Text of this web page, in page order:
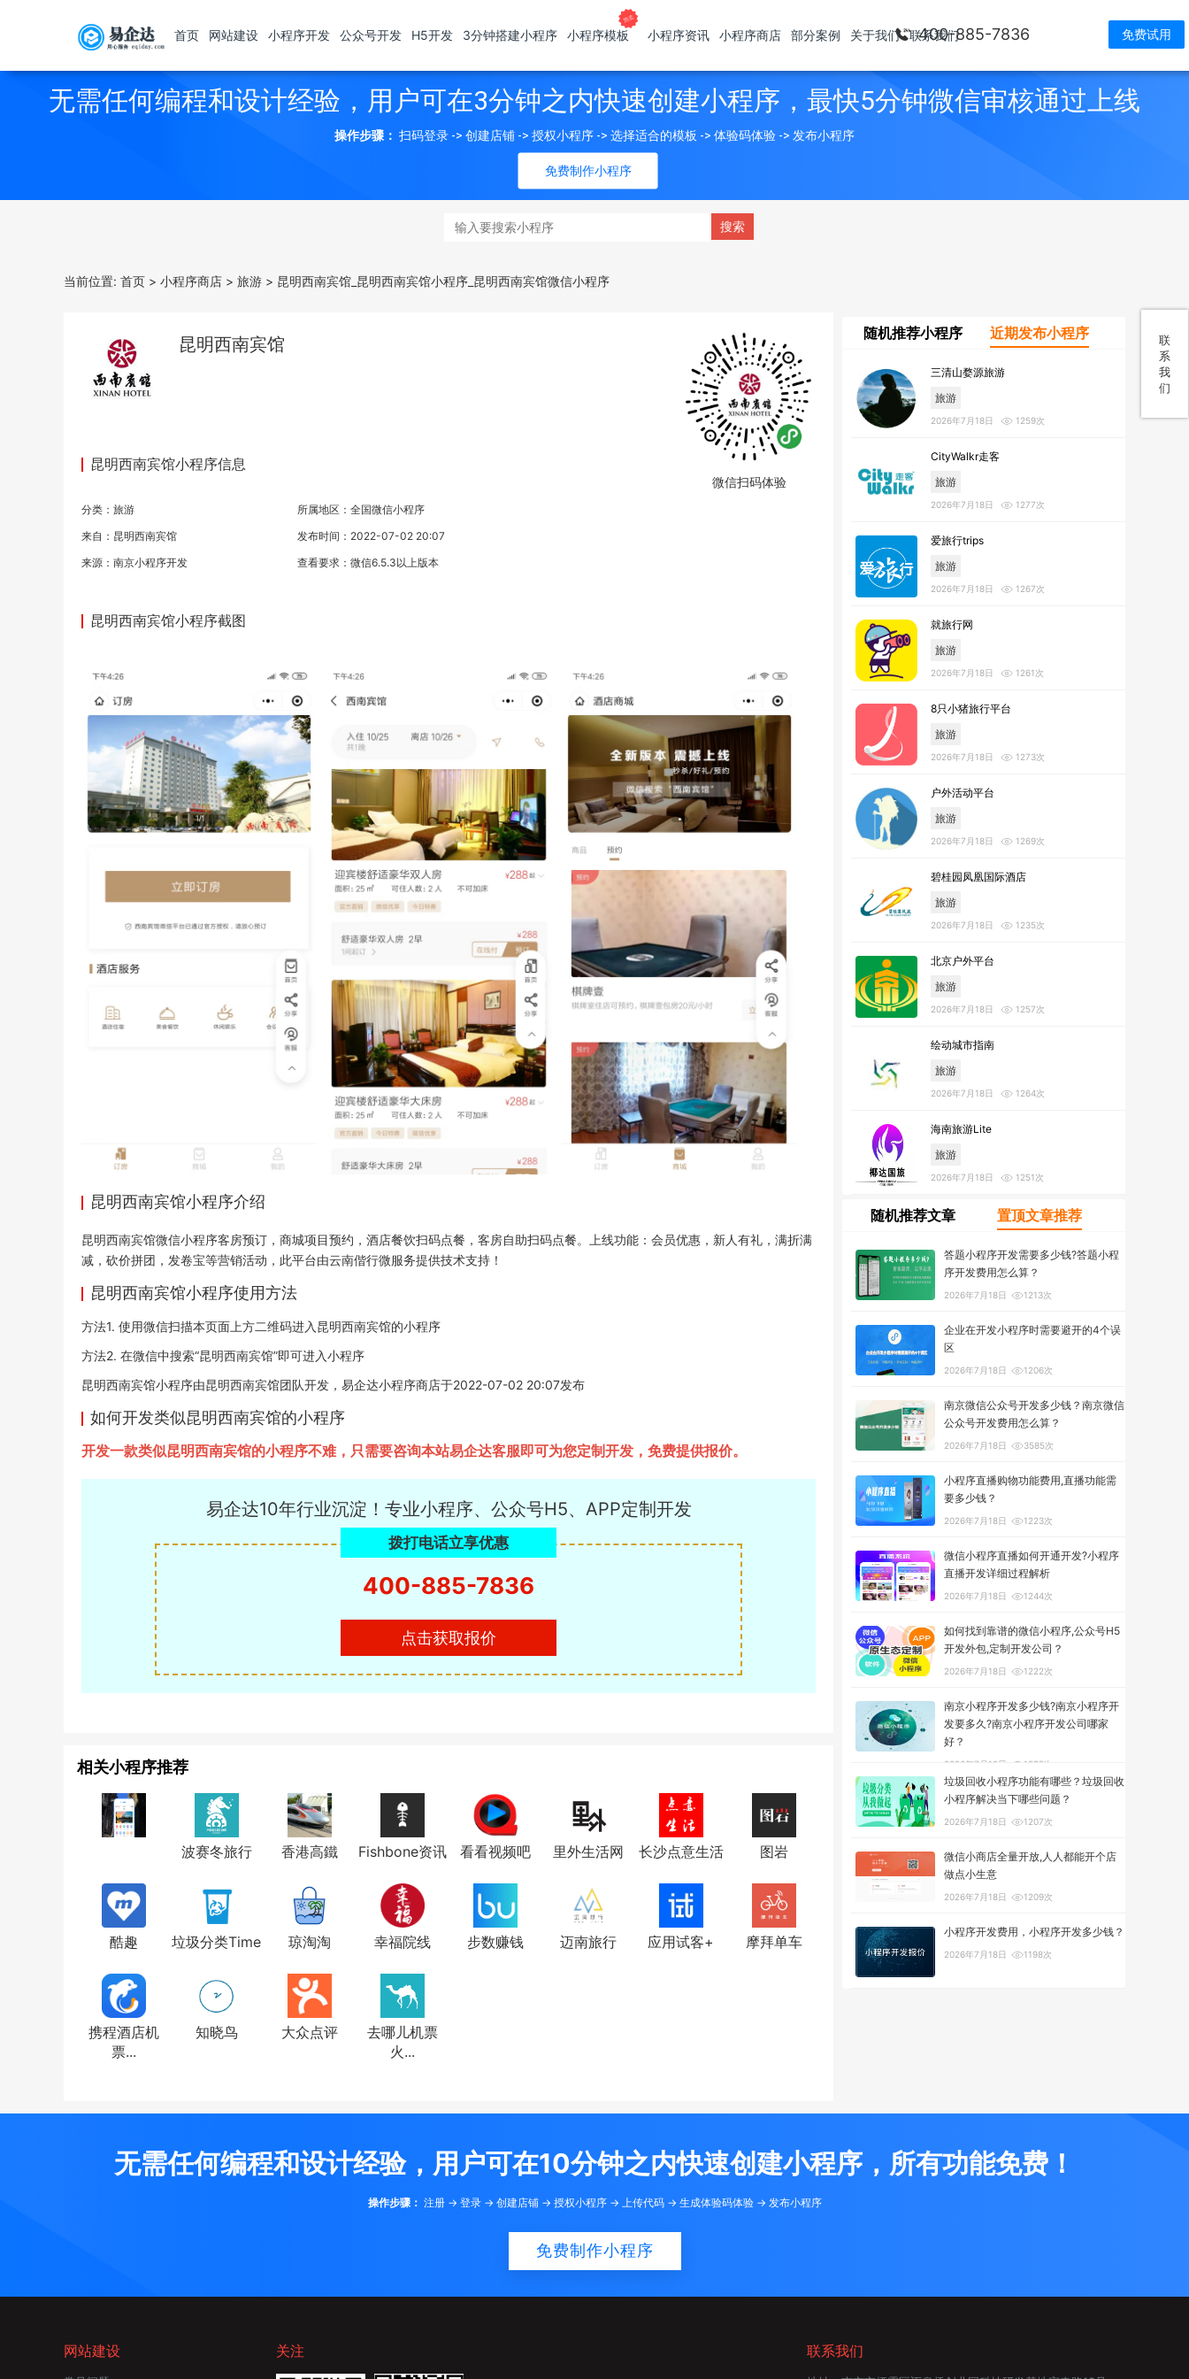
400-885-7836 免费试用
首页 网站建设 小程序开发 公众号开发 H5开发 3分钟搭建小程序 小程序模板 小程序资讯 小程序商店 部分案例 关于我们 联系我们
联
系
我
们
无需任何编程和设计经验，用户可在3分钟之内快速创建小程序，最快5分钟微信审核通过上线
免费制作小程序
操作步骤： 扫码登录 -> 创建店铺 -> 授权小程序 -> 选择适合的模板 -> 体验码体验 -> 发布小程序
当前位置: 首页 > 小程序商店 > 旅游 > 昆明西南宾馆_昆明西南宾馆小程序_昆明西南宾馆微信小程序
昆明西南宾馆
昆明西南宾馆小程序信息
分类： 旅游
所属地区：全国微信小程序
来自：昆明西南宾馆
发布时间：2022-07-02 20:07
来源： 南京小程序开发 查看要求：微信6.5.3以上版本
微信扫码体验
昆明西南宾馆小程序截图
昆明西南宾馆小程序介绍
昆明西南宾馆微信小程序客房预订，商城项目预约，酒店餐饮扫码点餐，客房自助扫码点餐。上线功能：会员优惠，新人有礼，满折满
减，砍价拼团，发卷宝等营销活动，此平台由云南偕行微服务提供技术支持！
昆明西南宾馆小程序使用方法
方法1. 使用微信扫描本页面上方二维码进入昆明西南宾馆的小程序
方法2. 在微信中搜索“昆明西南宾馆”即可进入小程序
昆明西南宾馆小程序由昆明西南宾馆团队开发，易企达小程序商店于2022-07-02 20:07发布
如何开发类似昆明西南宾馆的小程序
开发一款类似昆明西南宾馆的小程序不难，只需要咨询本站易企达客服即可为您定制开发，免费提供报价。
易企达10年行业沉淀！专业小程序、公众号H5、APP定制开发
拨打电话立享优惠
400-885-7836
点击获取报价
相关小程序推荐
波赛冬旅行 香港高鐵 Fishbone资讯 看看视频吧 里外生活网 长沙点意生活 图岩
酷趣 垃圾分类Time 琼淘淘 幸福院线 步数赚钱 迈南旅行 应用试客+ 摩拜单车
携程酒店机
票...
知晓鸟 大众点评
去哪儿机票
火...
随机推荐小程序 近期发布小程序
三清山婺源旅游
旅游
2026年7月18日 1259次
CityWalkr走客
旅游
2026年7月18日 1277次
爱旅行trips
旅游
2026年7月18日 1267次
就旅行网
旅游
2026年7月18日 1261次
8只小猪旅行平台
旅游
2026年7月18日 1273次
户外活动平台
旅游
2026年7月18日 1269次
碧桂园凤凰国际酒店
旅游
2026年7月18日 1235次
北京户外平台
旅游
2026年7月18日 1257次
绘动城市指南
旅游
2026年7月18日 1264次
海南旅游Lite
旅游
2026年7月18日 1251次
随机推荐文章 置顶文章推荐
答题小程序开发需要多少钱?答题小程
序开发费用怎么算？
2026年7月18日 1213次
企业在开发小程序时需要避开的4个误
区
2026年7月18日 1206次
南京微信公众号开发多少钱？南京微信
公众号开发费用怎么算？
2026年7月18日 3585次
小程序直播购物功能费用,直播功能需
要多少钱？
2026年7月18日 1223次
微信小程序直播如何开通开发?小程序
直播开发详细过程解析
2026年7月18日 1244次
如何找到靠谱的微信小程序,公众号H5
开发外包,定制开发公司？
2026年7月18日 1222次
南京小程序开发多少钱?南京小程序开
发要多久?南京小程序开发公司哪家
好？
2026年7月18日 1295次
垃圾回收小程序功能有哪些？垃圾回收
小程序解决当下哪些问题？
2026年7月18日 1207次
微信小商店全量开放,人人都能开个店
做点小生意
2026年7月18日 1209次
小程序开发费用，小程序开发多少钱？
2026年7月18日 1198次
无需任何编程和设计经验，用户可在10分钟之内快速创建小程序，所有功能免费！
操作步骤： 注册 -> 登录 -> 创建店铺 -> 授权小程序 -> 上传代码 -> 生成体验码体验 -> 发布小程序
免费制作小程序
网站建设 关注 联系我们